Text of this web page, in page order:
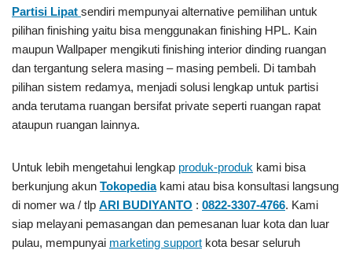
Partisi Lipat sendiri mempunyai alternative pemilihan untuk
pilihan finishing yaitu bisa menggunakan finishing HPL. Kain
maupun Wallpaper mengikuti finishing interior dinding ruangan
dan tergantung selera masing – masing pembeli. Di tambah
pilihan sistem redamya, menjadi solusi lengkap untuk partisi
anda terutama ruangan bersifat private seperti ruangan rapat
ataupun ruangan lainnya.
Untuk lebih mengetahui lengkap produk-produk kami bisa
berkunjung akun Tokopediakami atau bisa konsultasi langsung
di nomer wa / tlp ARI BUDIYANTO : 0822-3307-4766. Kami
siap melayani pemasangan dan pemesanan luar kota dan luar
pulau, mempunyai marketing support kota besar seluruh